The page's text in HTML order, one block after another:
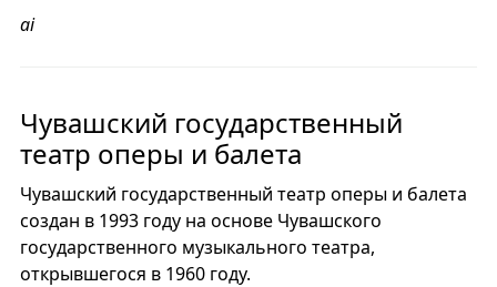
ai
Чувашский государственный
театр оперы и балета
Чувашский государственный театр оперы и балета
создан в 1993 году на основе Чувашского
государственного музыкального театра,
открывшегося в 1960 году.